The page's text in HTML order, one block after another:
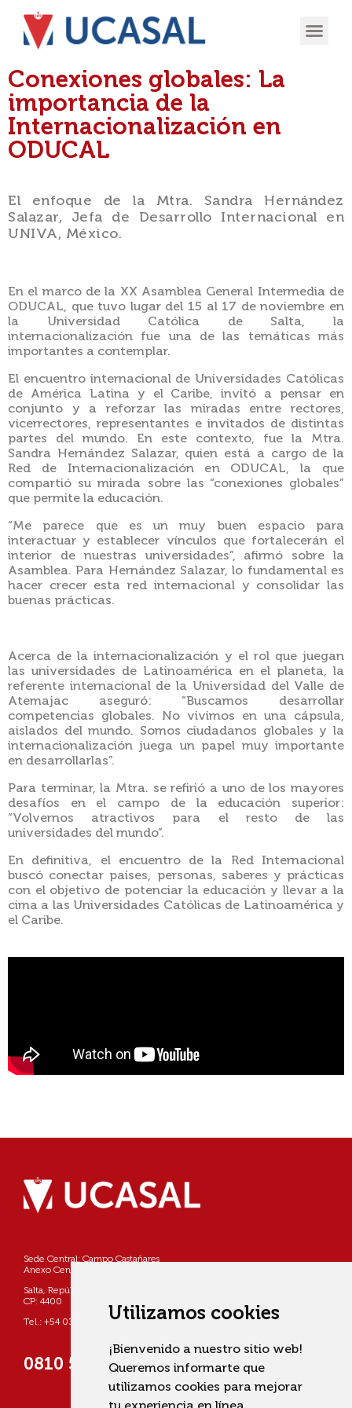
Utilizamos cookies
¡Bienvenido a nuestro sitio web!
Queremos informarte que
utilizamos cookies para mejorar
Conexiones globales: La
importancia de la
Internacionalización en
ODUCAL
El enfoque de la Mtra. Sandra Hernández
Salazar, Jefa de Desarrollo Internacional en
UNIVA, México.
En el marco de la XX Asamblea General Intermedia de
ODUCAL, que tuvo lugar del 15 al 17 de noviembre en
la Universidad Católica de Salta, la
internacionalización fue una de las temáticas más
importantes a contemplar.
El encuentro internacional de Universidades Católicas
de América Latina y el Caribe, invitó a pensar en
conjunto y a reforzar las miradas entre rectores,
vicerrectores, representantes e invitados de distintas
partes del mundo. En este contexto, fue la Mtra.
Sandra Hernández Salazar, quien está a cargo de la
Red de Internacionalización en ODUCAL, la que
compartió su mirada sobre las “conexiones globales”
que permite la educación.
“Me parece que es un muy buen espacio para
interactuar y establecer vínculos que fortalecerán el
interior de nuestras universidades”, afirmó sobre la
Asamblea. Para Hernández Salazar, lo fundamental es
hacer crecer esta red internacional y consolidar las
buenas prácticas.
Acerca de la internacionalización y el rol que juegan
las universidades de Latinoamérica en el planeta, la
referente internacional de la Universidad del Valle de
Atemajac aseguró: “Buscamos desarrollar
competencias globales. No vivimos en una cápsula,
aislados del mundo. Somos ciudadanos globales y la
internacionalización juega un papel muy importante
en desarrollarlas”.
Para terminar, la Mtra. se refirió a uno de los mayores
desafíos en el campo de la educación superior:
“Volvernos atractivos para el resto de las
universidades del mundo”.
En definitiva, el encuentro de la Red Internacional
buscó conectar países, personas, saberes y prácticas
con el objetivo de potenciar la educación y llevar a la
cima a las Universidades Católicas de Latinoamérica y
el Caribe.
Sede Central: Campo Castañares
Anexo Centro: Pellegrini 790
Salta, República Argentina
CP: 4400
Tel.: +54 0387 4268800
0810 555 822725 (UCASAL)